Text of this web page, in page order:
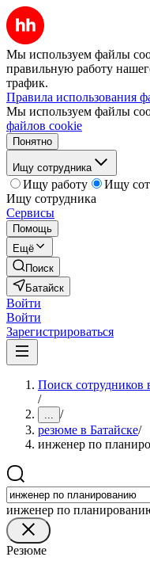
Мы используем файлы
правильную работу
трафик.
Правила использования
Мы используем файлы
файлов cookie
Понятно
Ищу сотрудника
Ищу работу
Ищу
Ищу сотрудника
Сервисы
Помощь
Ещё
Поиск
Батайск
Войти
Войти
Зарегистрироваться
Поиск сотрудников
/
... /
резюме в Батайске/
инженер по
инженер по
Резюме